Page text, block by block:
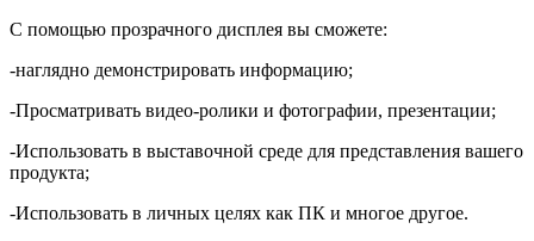
С помощью прозрачного дисплея вы сможете:
-наглядно демонстрировать информацию;
-Просматривать видео-ролики и фотографии, презентации;
-Использовать в выставочной среде для представления вашего
продукта;
-Использовать в личных целях как ПК и многое другое.